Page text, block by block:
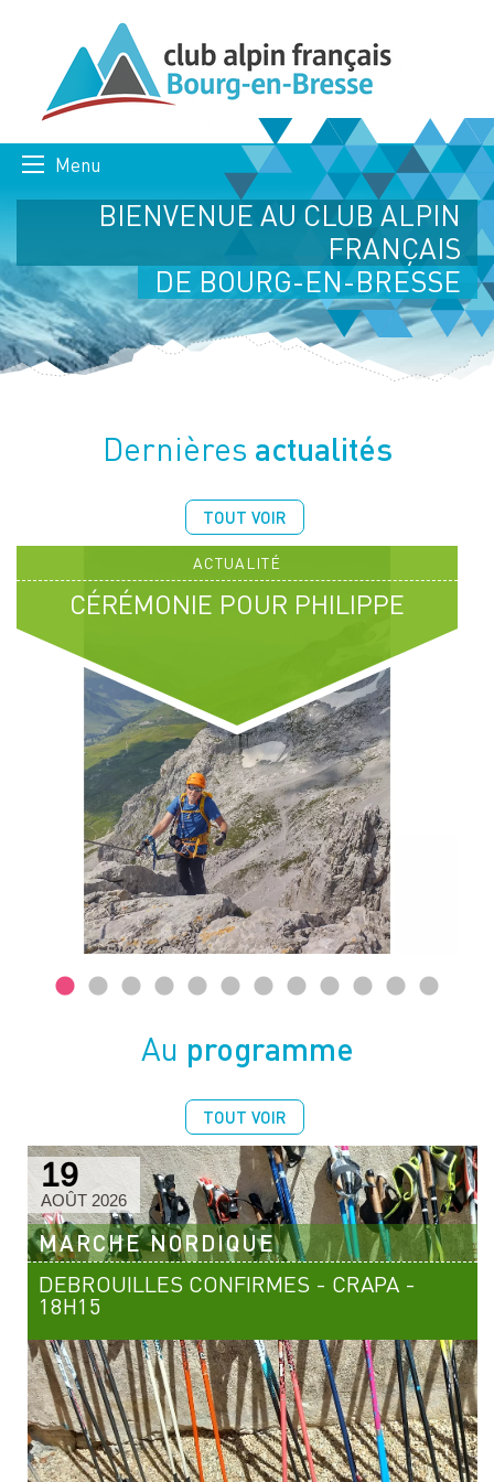
Menu
BIENVENUE AU CLUB ALPIN
FRANÇAIS
DE BOURG-EN-BRESSE
Dernières actualités
TOUT VOIR
CÉRÉMONIE POUR PHILIPPE
ACTUALITÉ
Au programme
TOUT VOIR
19
AOÛT 2026
MARCHE NORDIQUE
DEBROUILLES CONFIRMES - CRAPA -
18H15